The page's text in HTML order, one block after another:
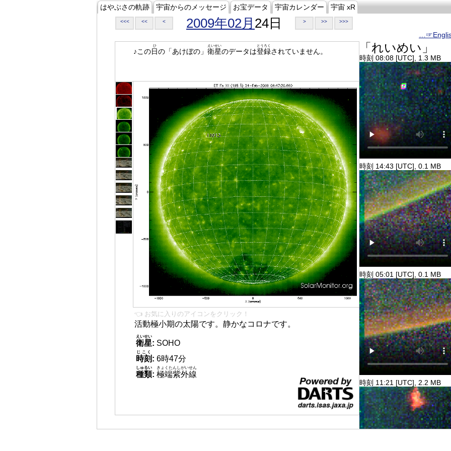
はやぶさの軌跡 宇宙からのメッセージ お宝データ 宇宙カレンダー 宇宙 xR
<<< << < 2009年02月 24日 > >> >>>
♪この日
ひ
の「あけぼの」 衛星
えいせい
のデータは登録
とうろく
されていません。
👈 お気に入りのアイコンをクリック！
活動極小期の太陽です。静かなコロナです。
衛星
えいせい
: SOHO
時刻
じこく
: 6時47分
種類
しゅるい
: 極端紫外線
きょくたんしがいせん
「れいめい」
時刻 08:08 [UTC], 1.3 MB
時刻 14:43 [UTC], 0.1 MB
時刻 05:01 [UTC], 0.1 MB
時刻 11:21 [UTC], 2.2 MB